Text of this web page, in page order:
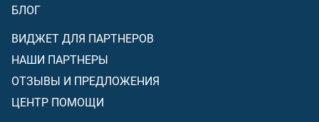
БЛОГ
ВИДЖЕТ ДЛЯ ПАРТНЕРОВ
НАШИ ПАРТНЕРЫ
ОТЗЫВЫ И ПРЕДЛОЖЕНИЯ
ЦЕНТР ПОМОЩИ